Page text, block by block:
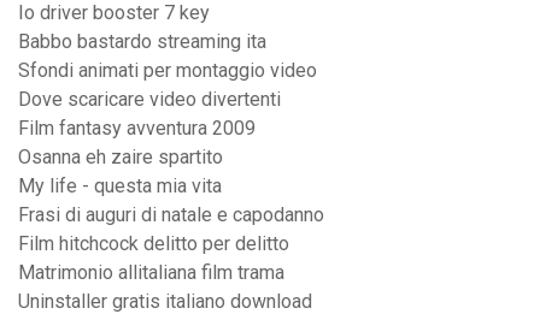
Io driver booster 7 key
Babbo bastardo streaming ita
Sfondi animati per montaggio video
Dove scaricare video divertenti
Film fantasy avventura 2009
Osanna eh zaire spartito
My life - questa mia vita
Frasi di auguri di natale e capodanno
Film hitchcock delitto per delitto
Matrimonio allitaliana film trama
Uninstaller gratis italiano download